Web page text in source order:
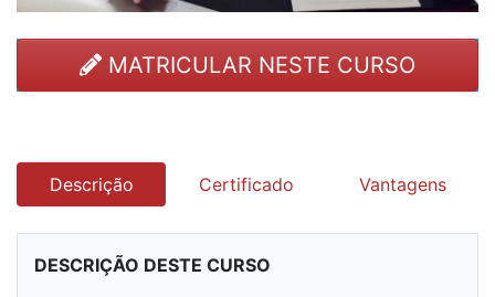
MATRICULAR NESTE CURSO
Descrição Certificado Vantagens
DESCRIÇÃO DESTE CURSO